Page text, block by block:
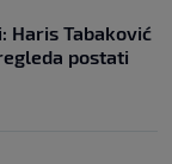
Haris Tabaković
postati